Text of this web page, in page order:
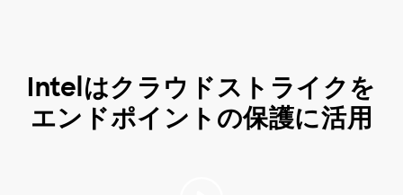
Intelはクラウドストライクを
エンドポイントの保護に活用